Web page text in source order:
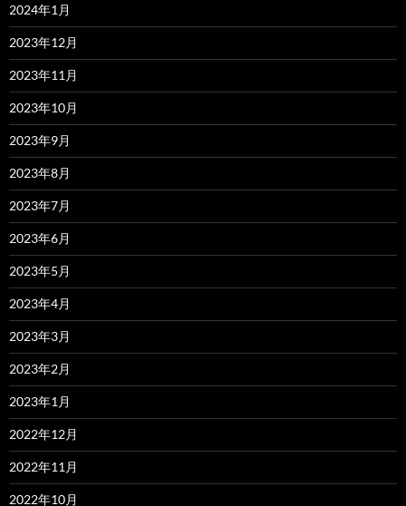
2024年1月
2023年12月
2023年11月
2023年10月
2023年9月
2023年8月
2023年7月
2023年6月
2023年5月
2023年4月
2023年3月
2023年2月
2023年1月
2022年12月
2022年11月
2022年10月